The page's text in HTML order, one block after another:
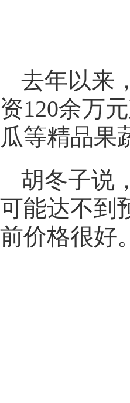
去年以来
资120余万
瓜等精品果
胡冬子说
可能达不到
前价格很好。